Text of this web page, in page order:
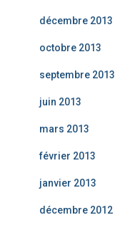
décembre 2013
octobre 2013
septembre 2013
juin 2013
mars 2013
février 2013
janvier 2013
décembre 2012